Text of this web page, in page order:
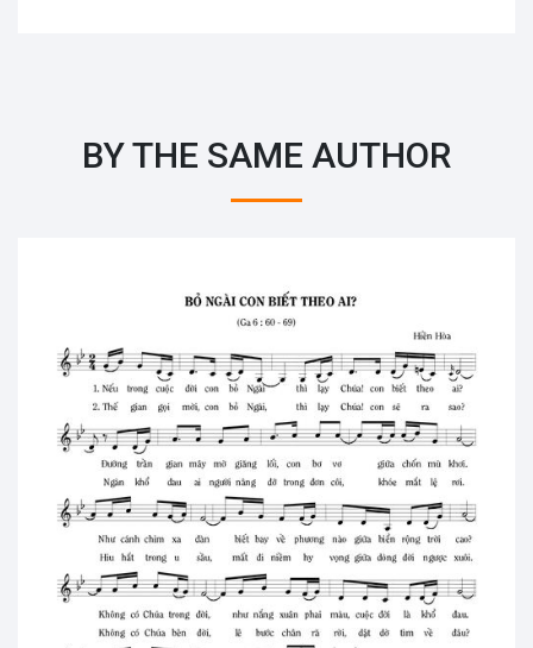
BY THE SAME AUTHOR